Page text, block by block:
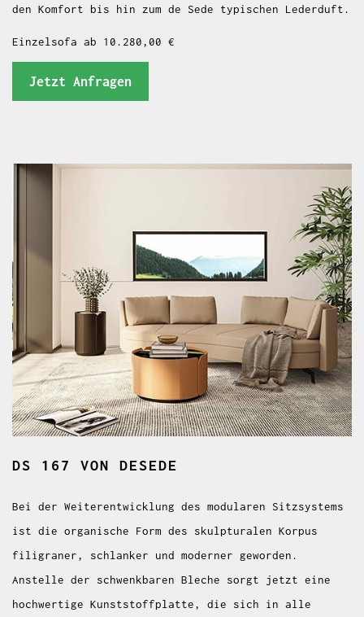
den Komfort bis hin zum de Sede typischen Lederduft.
Einzelsofa ab 10.280,00 €
Jetzt Anfragen
DS 167 VON DESEDE
Bei der Weiterentwicklung des modularen Sitzsystems
ist die organische Form des skulpturalen Korpus
filigraner, schlanker und moderner geworden.
Anstelle der schwenkbaren Bleche sorgt jetzt eine
hochwertige Kunststoffplatte, die sich in alle